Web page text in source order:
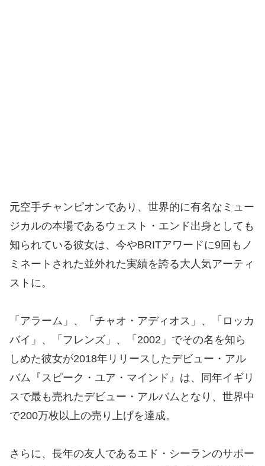
元空手チャンピオンであり、世界的に有名なミュー
ジカルの本場であるウェスト・エンド出身としても
知られている彼女は、今やBRITアワードに9回もノ
ミネートされた並外れた実績を誇る大人気アーティ
ストに。
「アラーム」、「チャオ・アディオス」、「ロッカ
バイ」、「フレンズ」、「2002」でその名を知ら
しめた彼女が2018年リリースしたデビュー・アル
バム『スピーク・ユア・マインド』は、同年イギリ
スで最も売れたデビュー・アルバムとなり、世界中
で200万枚以上の売り上げを達成。
さらに、長年の友人であるエド・シーランのサポー